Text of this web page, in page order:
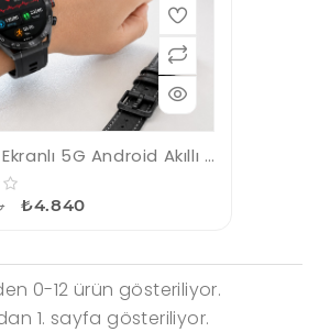
AMOLED Ekranlı 5G Android Akıllı Saat SIM Kart Destekli Kameralı Akıllı Saat
₺4.840
0-12 ürün gösteriliyor.
1. sayfa gösteriliyor.